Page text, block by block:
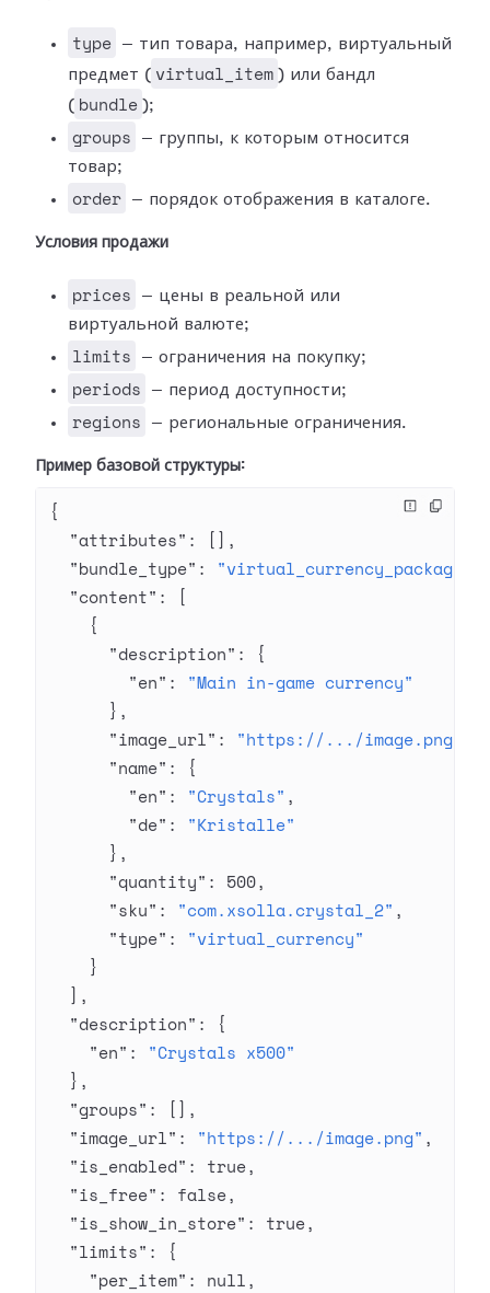
type
— тип товара, например, виртуальный
предмет ( virtual_item ) или бандл
( bundle );
groups
— группы, к которым относится
товар;
order — порядок отображения в каталоге.
Условия продажи
prices
— цены в реальной или
виртуальной валюте;
limits — ограничения на покупку;
periods — период доступности;
regions — региональные ограничения.
Пример базовой структуры:
{
  "attributes"
: [],
  "bundle_type"
: "virtual_currency_package"
  "content"
: [
    {
      "description"
: {
        "en"
: "Main in-game currency"
      },
      "image_url"
: "https://.../image.png"
      "name"
: {
        "en"
: "Crystals" ,
        "de"
: "Kristalle"
      },
      "quantity"
: 500,
      "sku"
: "com.xsolla.crystal_2" ,
      "type"
: "virtual_currency"
    }
  ],
  "description"
: {
    "en"
: "Crystals x500"
  },
  "groups"
: [],
  "image_url"
: "https://.../image.png" ,
  "is_enabled"
: true,
  "is_free"
: false,
  "is_show_in_store"
: true,
  "limits"
: {
    "per_item"
: null,